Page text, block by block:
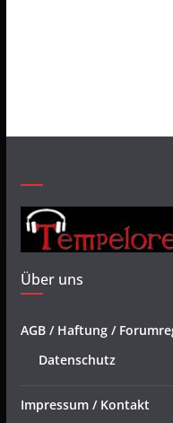
Über uns
AGB / Haftung /
Datenschutz
Impressum / Kontakt